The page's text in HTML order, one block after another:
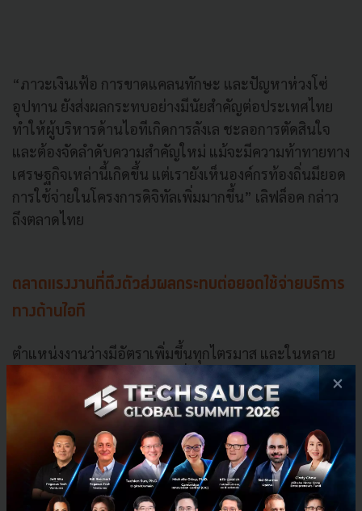
“ภาวะเงินเฟ้อ การขาดแคลนทักษะ และปัญหาห่วงโซ่
อุปทาน ยังส่งผลกระทบอย่างมีนัยสำคัญต่อประเทศไทย
ทำให้ผู้บริหารด้านไอทีเกิดการลังเล ชะลอการตัดสินใจ
และต้องจัดลำดับความสำคัญใหม่ แม้จะมีความท้าทายทาง
เศรษฐกิจเหล่านี้เกิดขึ้น แต่เรายังเห็นองค์กรท้องถิ่นมียอด
การใช้จ่ายในโครงการดิจิทัลเพิ่มมากขึ้น” เลิฟล็อค กล่าว
ถึงตลาดไทย
ตลาดแรงงานที่ตึงตัวส่งผลกระทบต่อยอดใช้จ่ายบริการ
ทางด้านไอที
ตำแหน่งงานว่างมีอัตราเพิ่มขึ้นทุกไตรมาส และในหลาย
ประเทศมีอัตราตำแหน่งงานที่เปิดรับต่ออัตราการว่างงาน
ต่ำสุดเป็นประวัติการณ์ โดยภาวะการแข่งขันแย่งชิง
บุคลากรที่มีความสามารถจะเป็นสิ่งที่ท้าทายการทำงาน
ของผู้บริหารไอที สำหรับการว่าจ้างพนักงานไอทีที่มีทักษะ
และยังจำกัดการเติบโตของบริษัทที่พยายามขยายขนาด
โดยปราศจากทีมงานที่มีทักษะที่จำเป็น
×